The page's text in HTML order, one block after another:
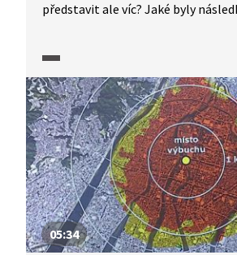
představit ale víc? Jaké byly
atomového věku (2025) vysvětlí
na jadernou fyziku. Video se věnuje
žáru, tlakové vlny a radiace, ale
příběhy přeživších.
05:34